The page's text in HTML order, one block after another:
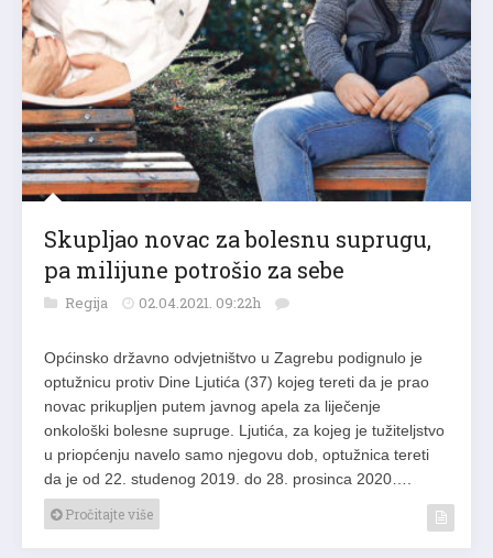
Skupljao novac za bolesnu suprugu,
pa milijune potrošio za sebe
Regija 02.04.2021. 09:22h
Općinsko državno odvjetništvo u Zagrebu podignulo je
optužnicu protiv Dine Ljutića (37) kojeg tereti da je prao
novac prikupljen putem javnog apela za liječenje
onkološki bolesne supruge. Ljutića, za kojeg je tužiteljstvo
u priopćenju navelo samo njegovu dob, optužnica tereti
da je od 22. studenog 2019. do 28. prosinca 2020….
Pročitajte više